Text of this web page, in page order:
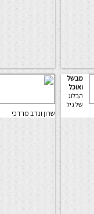
מבשל
ואוכל
הבלוג
של גיל
שרון ונדב מרדכי